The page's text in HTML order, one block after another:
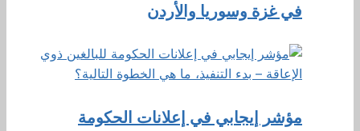
في غزة وسوريا والأردن
مؤشر إيجابي في إعلانات الحكومة